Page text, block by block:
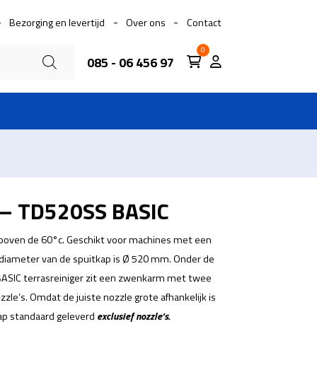
Bezorging en levertijd Over ons Contact
085 - 06 456 97
0
BASIC
de 60°c. Geschikt voor machines met een
van de spuitkap is Ø 520 mm. Onder de
terrasreiniger zit een zwenkarm met twee
Omdat de juiste nozzle grote afhankelijk is
standaard geleverd exclusiefnozzle’s.